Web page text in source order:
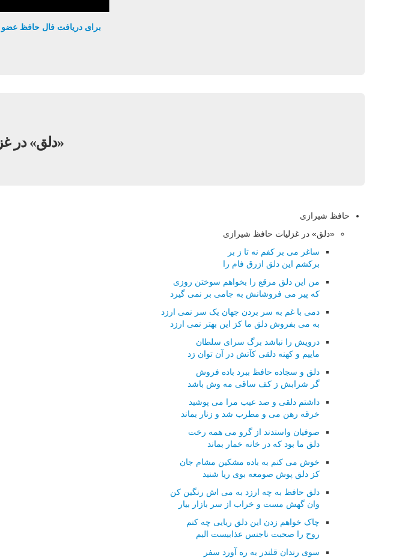
برای دریافت فال حافظ عضو
«دلق» در
حافظ شیرازی
«دلق» در غزلیات حافظ شیرازی
ساغر می بر کفم نه تا ز بر
برکشم این دلق ازرق فام را
من این دلق مرقع را بخواهم سوختن روزی
که پیر می فروشانش به جامی بر نمی گیرد
دمی با غم به سر بردن جهان یک سر نمی ارزد
به می بفروش دلق ما کز این بهتر نمی ارزد
درویش را نباشد برگ سرای سلطان
ماییم و کهنه دلقی کآتش در آن توان زد
دلق و سجاده حافظ ببرد باده فروش
گر شرابش ز کف ساقی مه وش باشد
داشتم دلقی و صد عیب مرا می پوشید
خرقه رهن می و مطرب شد و زنار بماند
صوفیان واستدند از گرو می همه رخت
دلق ما بود که در خانه خمار بماند
خوش می کنم به باده مشکین مشام جان
کز دلق پوش صومعه بوی ریا شنید
دلق حافظ به چه ارزد به می اش رنگین کن
وان گهش مست و خراب از سر بازار بیار
چاک خواهم زدن این دلق ریایی چه کنم
روح را صحبت ناجنس عذابیست الیم
سوی رندان قلندر به ره آورد سفر